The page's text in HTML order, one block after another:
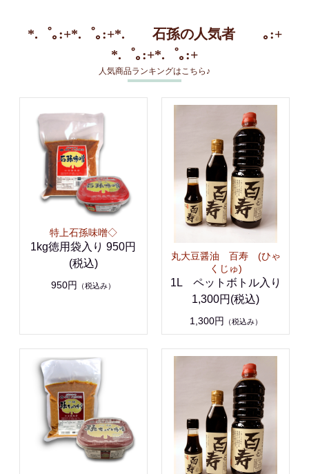
*.゜｡:+*.゜｡:+*. 石孫の人気者 ｡:+
*.゜｡:+*.゜｡:+
人気商品ランキングはこちら♪
特上石孫味噌◇
1kg徳用袋入り 950円
(税込)
950円 （税込み）
丸大豆醤油 百寿 (ひゃ
くじゅ)
1L ペットボトル入り
1,300円(税込)
1,300円 （税込み）